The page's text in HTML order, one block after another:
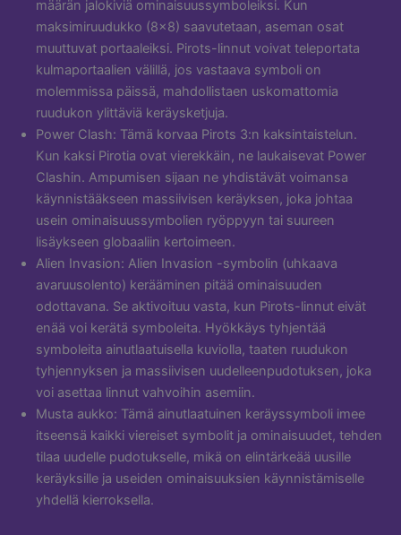
määrän jalokiviä ominaisuussymboleiksi. Kun
maksimiruudukko (8×8) saavutetaan, aseman osat
muuttuvat portaaleiksi. Pirots-linnut voivat teleportata
kulmaportaalien välillä, jos vastaava symboli on
molemmissa päissä, mahdollistaen uskomattomia
ruudukon ylittäviä keräysketjuja.
Power Clash: Tämä korvaa Pirots 3:n kaksintaistelun.
Kun kaksi Pirotia ovat vierekkäin, ne laukaisevat Power
Clashin. Ampumisen sijaan ne yhdistävät voimansa
käynnistääkseen massiivisen keräyksen, joka johtaa
usein ominaisuussymbolien ryöppyyn tai suureen
lisäykseen globaaliin kertoimeen.
Alien Invasion: Alien Invasion -symbolin (uhkaava
avaruusolento) kerääminen pitää ominaisuuden
odottavana. Se aktivoituu vasta, kun Pirots-linnut eivät
enää voi kerätä symboleita. Hyökkäys tyhjentää
symboleita ainutlaatuisella kuviolla, taaten ruudukon
tyhjennyksen ja massiivisen uudelleenpudotuksen, joka
voi asettaa linnut vahvoihin asemiin.
Musta aukko: Tämä ainutlaatuinen keräyssymboli imee
itseensä kaikki viereiset symbolit ja ominaisuudet, tehden
tilaa uudelle pudotukselle, mikä on elintärkeää uusille
keräyksille ja useiden ominaisuuksien käynnistämiselle
yhdellä kierroksella.